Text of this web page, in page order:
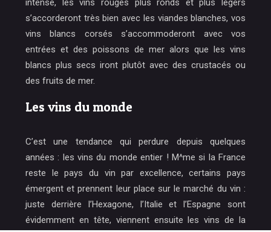
intense, les vins rouges plus ronds et plus légers
s’accorderont très bien avec les viandes blanches, vos
vins blancs corsés s’accommoderont avec vos
entrées et des poissons de mer alors que les vins
blancs plus secs iront plutôt avec des crustacés ou
des fruits de mer.
Les vins du monde
C’est une tendance qui perdure depuis quelques
années : les vins du monde entier ! M^me si la France
reste le pays du vin par excellence, certains pays
émergent et prennent leur place sur le marché du vin :
juste derrière l’Hexagone, l’Italie et l’Espagne sont
évidemment en tête, viennent ensuite les vins de la